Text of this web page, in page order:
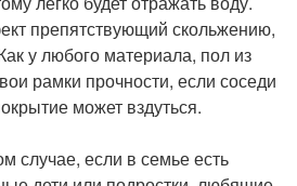
препятствующий скольжению,
у любого материала, пол из
рамки прочности, если соседи
может вздуться.
случае, если в семье есть